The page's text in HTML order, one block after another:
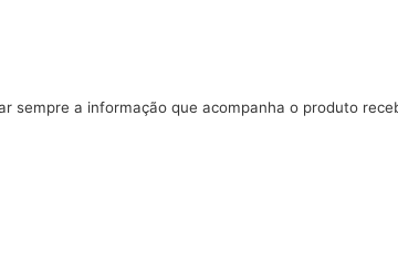
sempre a informação que acompanha o produto